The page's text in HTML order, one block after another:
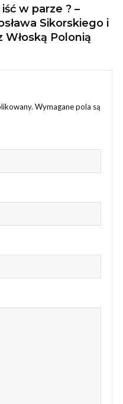
w parze ? –
Sikorskiego i
Włoską Polonią
Wymagane pola są